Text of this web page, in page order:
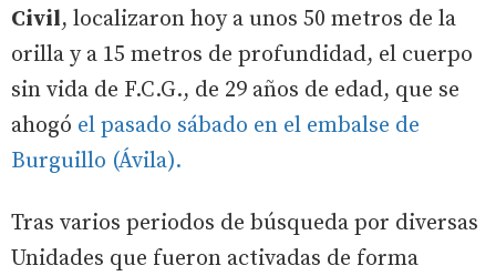
Civil, localizaron hoy a unos 50 metros de la
orilla y a 15 metros de profundidad, el cuerpo
sin vida de F.C.G., de 29 años de edad, que se
ahogó el pasado sábado en el embalse de
Burguillo (Ávila).
Tras varios periodos de búsqueda por diversas
Unidades que fueron activadas de forma